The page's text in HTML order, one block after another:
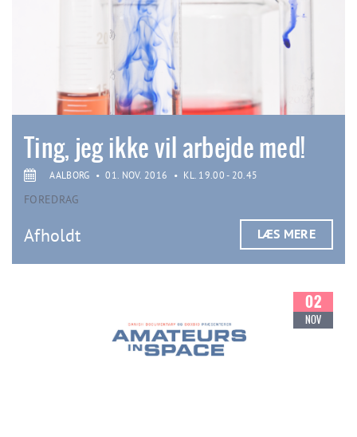
Ting, jeg ikke vil arbejde med!
AALBORG • 01. NOV. 2016 • KL. 19.00 - 20.45
FOREDRAG
Afholdt LÆS MERE
02
NOV